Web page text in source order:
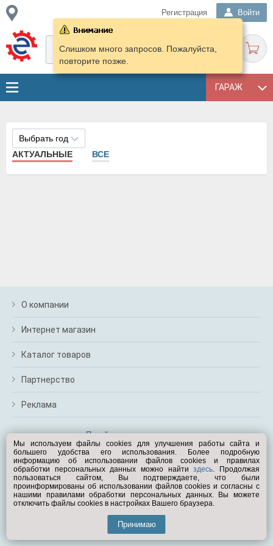
Регистрация Войти
ГАРАЖ
Слишком много запросов. Пожалуйста,
повторите позже.
Выбрать год
АКТУАЛЬНЫЕ
ВСЕ
О компании
Интернет магазин
Каталог товаров
Партнерство
Реклама
Перейти на полную версию
Вам помочь?
© Exist.ru 1998—2026
Мы используем файлы cookies для улучшения работы сайта и
большего удобства его использования. Более подробную
информацию об использовании файлов cookies и правилах
обработки персональных данных можно найтиздесь. Продолжая
пользоваться сайтом, Вы подтверждаете, что были
проинформированы об использовании файлов cookies и согласны с
нашими правилами обработки персональных данных. Вы можете
отключить файлы cookies в настройках Вашего браузера.
Принимаю